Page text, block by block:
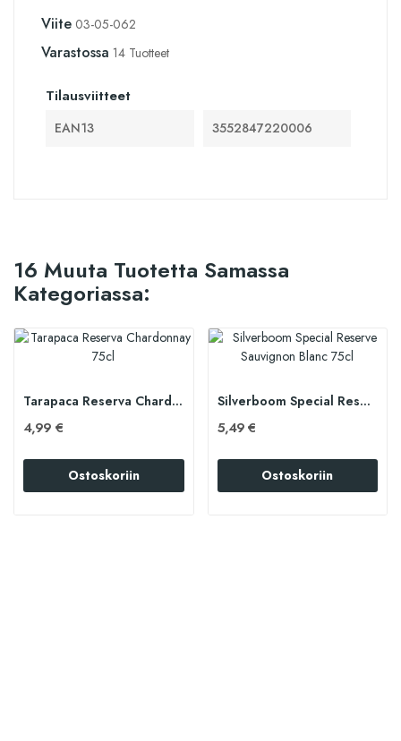
Viite 03-05-062
Varastossa 14 Tuotteet
Tilausviitteet
EAN13 3552847220006
16 Muuta Tuotetta Samassa
Kategoriassa:
Tarapaca Reserva Chardonnay 75cl
4,99 €
Ostoskoriin
Silverboom Special Reserve Sauvignon Blanc 75cl
5,49 €
Ostoskoriin